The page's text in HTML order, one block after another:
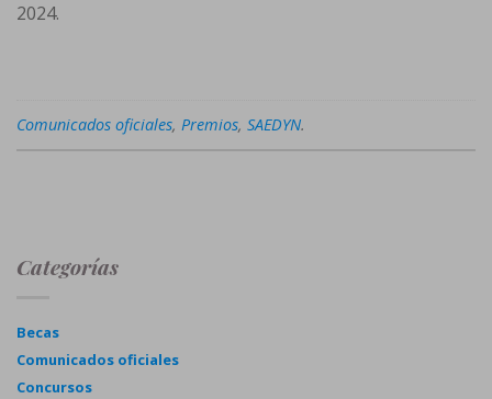
2024.
Comunicados oficiales, Premios, SAEDYN.
Categorías
Becas
Comunicados oficiales
Concursos